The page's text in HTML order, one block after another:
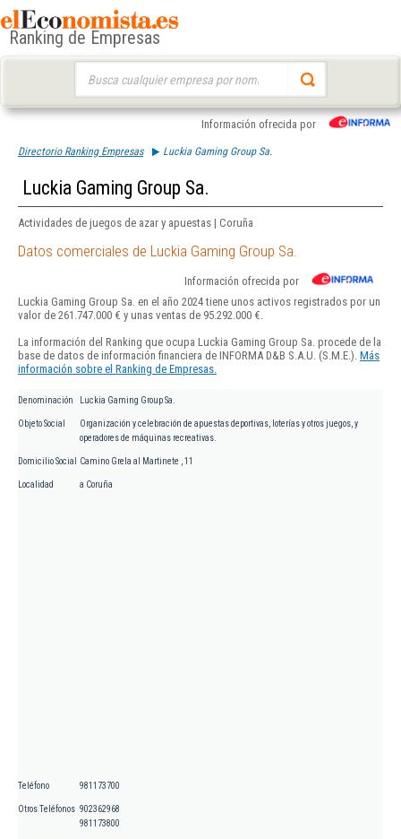
Ranking de Empresas
Información ofrecida por
Directorio Ranking Empresas Luckia Gaming Group Sa.
Luckia Gaming Group Sa.
Actividades de juegos de azar y apuestas | Coruña
Datos comerciales de Luckia Gaming Group Sa.
Información ofrecida por
Luckia Gaming Group Sa. en el año 2024 tiene unos activos registrados por un
valor de 261.747.000 € y unas ventas de 95.292.000 €.
La información del Ranking que ocupa Luckia Gaming Group Sa. procede de la
base de datos de información financiera de INFORMA D&B S.A.U. (S.M.E.). Más
información sobre el Ranking de Empresas.
Denominación Luckia Gaming Group Sa.
Objeto Social
Organización y celebración de apuestas deportivas, loterías y otros juegos, y
operadores de máquinas recreativas.
Domicilio Social Camino Grela al Martinete , 11
Localidad a Coruña
Teléfono 981173700
Otros Teléfonos 902362968
981173800